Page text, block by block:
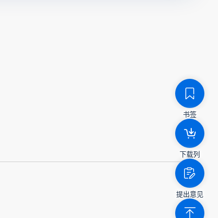
书签
下载列
提出意见